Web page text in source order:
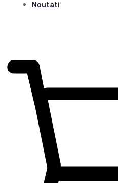
Noutati